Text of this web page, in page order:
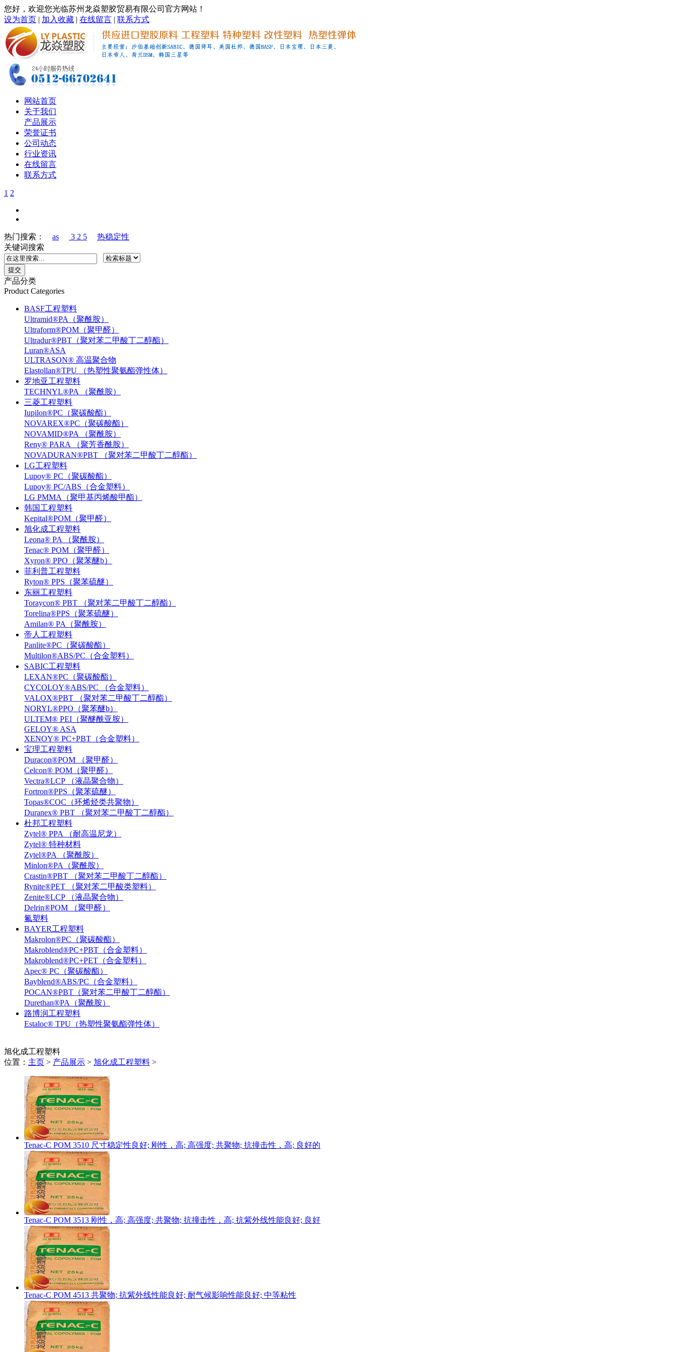
您好，欢迎您光临苏州龙焱塑胶贸易有限公司官方网站！
设为首页 | 加入收藏 | 在线留言 | 联系方式
网站首页
关于我们
产品展示
荣誉证书
公司动态
行业资讯
在线留言
联系方式
1 2
热门搜索： as 3 2 5
热稳定性
关键词搜索
产品分类
Product Categories
BASF工程塑料
Ultramid®PA（聚酰胺）
Ultraform®POM（聚甲醛）
Ultradur®PBT（聚对苯二甲酸丁二醇酯）
Luran®ASA
ULTRASON® 高温聚合物
Elastollan®TPU （热塑性聚氨酯弹性体）
罗地亚工程塑料
TECHNYL®PA （聚酰胺）
三菱工程塑料
Iupilon®PC（聚碳酸酯）
NOVAREX®PC（聚碳酸酯）
NOVAMID®PA （聚酰胺）
Reny® PARA （聚芳香酰胺）
NOVADURAN®PBT （聚对苯二甲酸丁二醇酯）
LG工程塑料
Lupoy® PC（聚碳酸酯）
Lupoy® PC/ABS（合金塑料）
LG PMMA（聚甲基丙烯酸甲酯）
韩国工程塑料
Kepital®POM（聚甲醛）
旭化成工程塑料
Leona® PA （聚酰胺）
Tenac® POM（聚甲醛）
Xyron® PPO（聚苯醚b）
菲利普工程塑料
Ryton® PPS（聚苯硫醚）
东丽工程塑料
Toraycon® PBT （聚对苯二甲酸丁二醇酯）
Torelina®PPS（聚苯硫醚）
Amilan® PA（聚酰胺）
帝人工程塑料
Panlite®PC（聚碳酸酯）
Multilon®ABS/PC（合金塑料）
SABIC工程塑料
LEXAN®PC（聚碳酸酯）
CYCOLOY®ABS/PC （合金塑料）
VALOX®PBT （聚对苯二甲酸丁二醇酯）
NORYL®PPO（聚苯醚b）
ULTEM® PEI（聚醚酰亚胺）
GELOY® ASA
XENOY® PC+PBT（合金塑料）
宝理工程塑料
Duracon®POM （聚甲醛）
Celcon® POM（聚甲醛）
Vectra®LCP （液晶聚合物）
Fortron®PPS（聚苯硫醚）
Topas®COC（环烯烃类共聚物）
Duranex® PBT （聚对苯二甲酸丁二醇酯）
杜邦工程塑料
Zytel® PPA （耐高温尼龙）
Zytel® 特种材料
Zytel®PA （聚酰胺）
Minlon®PA（聚酰胺）
Crastin®PBT （聚对苯二甲酸丁二醇酯）
Rynite®PET （聚对苯二甲酸类塑料）
Zenite®LCP （液晶聚合物）
Delrin®POM （聚甲醛）
氟塑料
BAYER工程塑料
Makrolon®PC（聚碳酸酯）
Makroblend®PC+PBT（合金塑料）
Makroblend®PC+PET（合金塑料）
Apec® PC（聚碳酸酯）
Bayblend®ABS/PC（合金塑料）
POCAN®PBT（聚对苯二甲酸丁二醇酯）
Durethan®PA（聚酰胺）
路博润工程塑料
Estaloc® TPU（热塑性聚氨酯弹性体）
旭化成工程塑料
位置： 主页 > 产品展示 > 旭化成工程塑料 >
Tenac-C POM 3510 尺寸稳定性良好; 刚性，高; 高强度; 共聚物; 抗撞击性，高; 良好的
Tenac-C POM 3513 刚性，高; 高强度; 共聚物; 抗撞击性，高; 抗紫外线性能良好; 良好
Tenac-C POM 4513 共聚物; 抗紫外线性能良好; 耐气候影响性能良好; 中等粘性